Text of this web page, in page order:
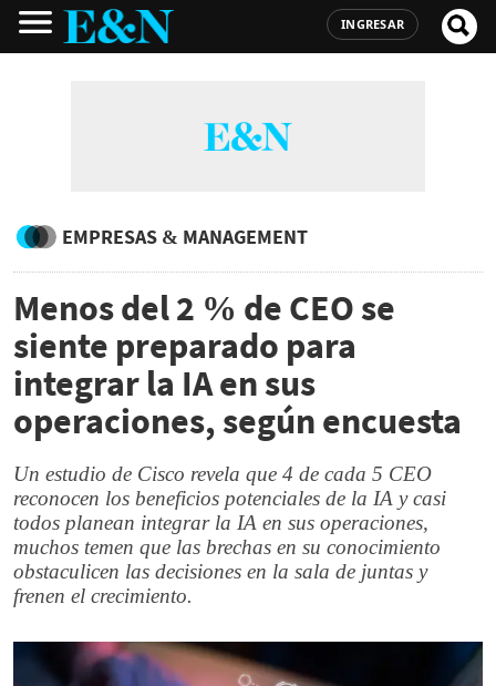
INGRESAR
EMPRESAS & MANAGEMENT
Menos del 2 % de CEO se
siente preparado para
integrar la IA en sus
operaciones, según encuesta
Un estudio de Cisco revela que 4 de cada 5 CEO
reconocen los beneficios potenciales de la IA y casi
todos planean integrar la IA en sus operaciones,
muchos temen que las brechas en su conocimiento
obstaculicen las decisiones en la sala de juntas y
frenen el crecimiento.